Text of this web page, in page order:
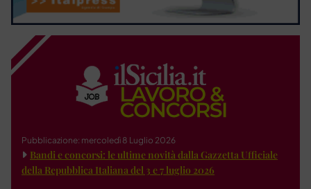
Pubblicazione: mercoledì 8 Luglio 2026
Bandi e concorsi: le ultime novità dalla Gazzetta Ufficiale
della Repubblica Italiana del 3 e 7 luglio 2026